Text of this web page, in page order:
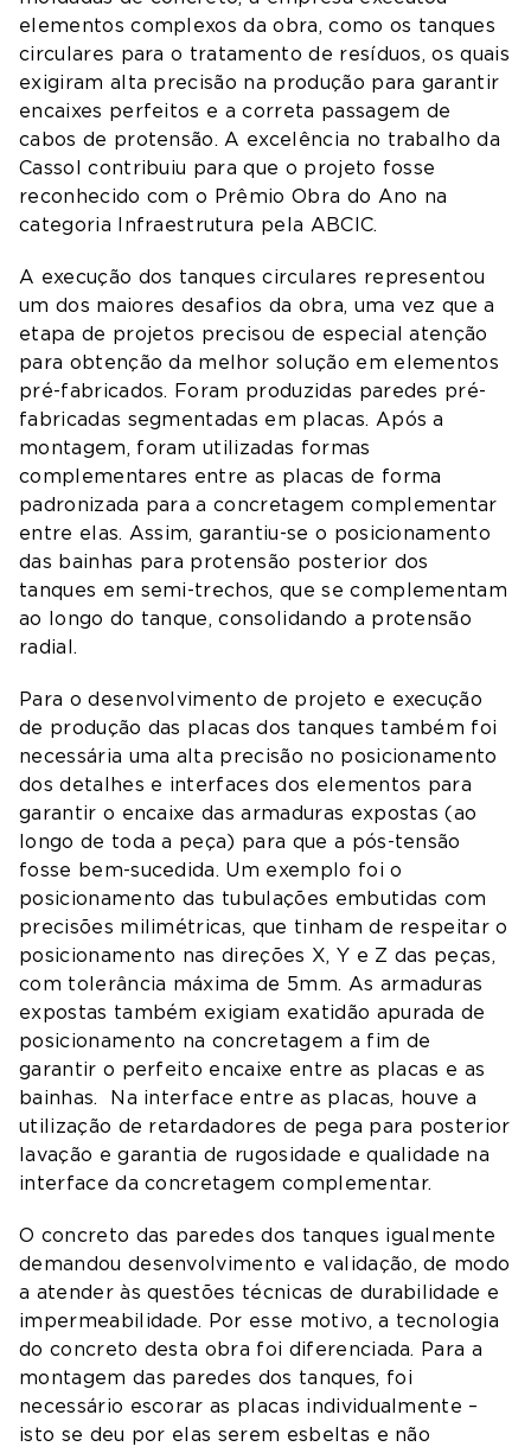
elementos complexos da obra, como os tanques
circulares para o tratamento de resíduos, os quais
exigiram alta precisão na produção para garantir
encaixes perfeitos e a correta passagem de
cabos de protensão. A excelência no trabalho da
Cassol contribuiu para que o projeto fosse
reconhecido com o Prêmio Obra do Ano na
categoria Infraestrutura pela ABCIC.
A execução dos tanques circulares representou
um dos maiores desafios da obra, uma vez que a
etapa de projetos precisou de especial atenção
para obtenção da melhor solução em elementos
pré-fabricados. Foram produzidas paredes pré-
fabricadas segmentadas em placas. Após a
montagem, foram utilizadas formas
complementares entre as placas de forma
padronizada para a concretagem complementar
entre elas. Assim, garantiu-se o posicionamento
das bainhas para protensão posterior dos
tanques em semi-trechos, que se complementam
ao longo do tanque, consolidando a protensão
radial.
Para o desenvolvimento de projeto e execução
de produção das placas dos tanques também foi
necessária uma alta precisão no posicionamento
dos detalhes e interfaces dos elementos para
garantir o encaixe das armaduras expostas (ao
longo de toda a peça) para que a pós-tensão
fosse bem-sucedida. Um exemplo foi o
posicionamento das tubulações embutidas com
precisões milimétricas, que tinham de respeitar o
posicionamento nas direções X, Y e Z das peças,
com tolerância máxima de 5mm. As armaduras
expostas também exigiam exatidão apurada de
posicionamento na concretagem a fim de
garantir o perfeito encaixe entre as placas e as
bainhas. Na interface entre as placas, houve a
utilização de retardadores de pega para posterior
lavação e garantia de rugosidade e qualidade na
interface da concretagem complementar.
O concreto das paredes dos tanques igualmente
demandou desenvolvimento e validação, de modo
a atender às questões técnicas de durabilidade e
impermeabilidade. Por esse motivo, a tecnologia
do concreto desta obra foi diferenciada. Para a
montagem das paredes dos tanques, foi
necessário escorar as placas individualmente –
isto se deu por elas serem esbeltas e não